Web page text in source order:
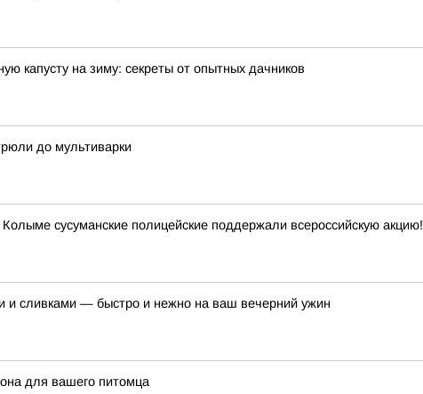
капусту на зиму: секреты от опытных дачников
до мультиварки
сусуманские полицейские поддержали всероссийскую акцию!
и сливками — быстро и нежно на ваш вечерний ужин
для вашего питомца